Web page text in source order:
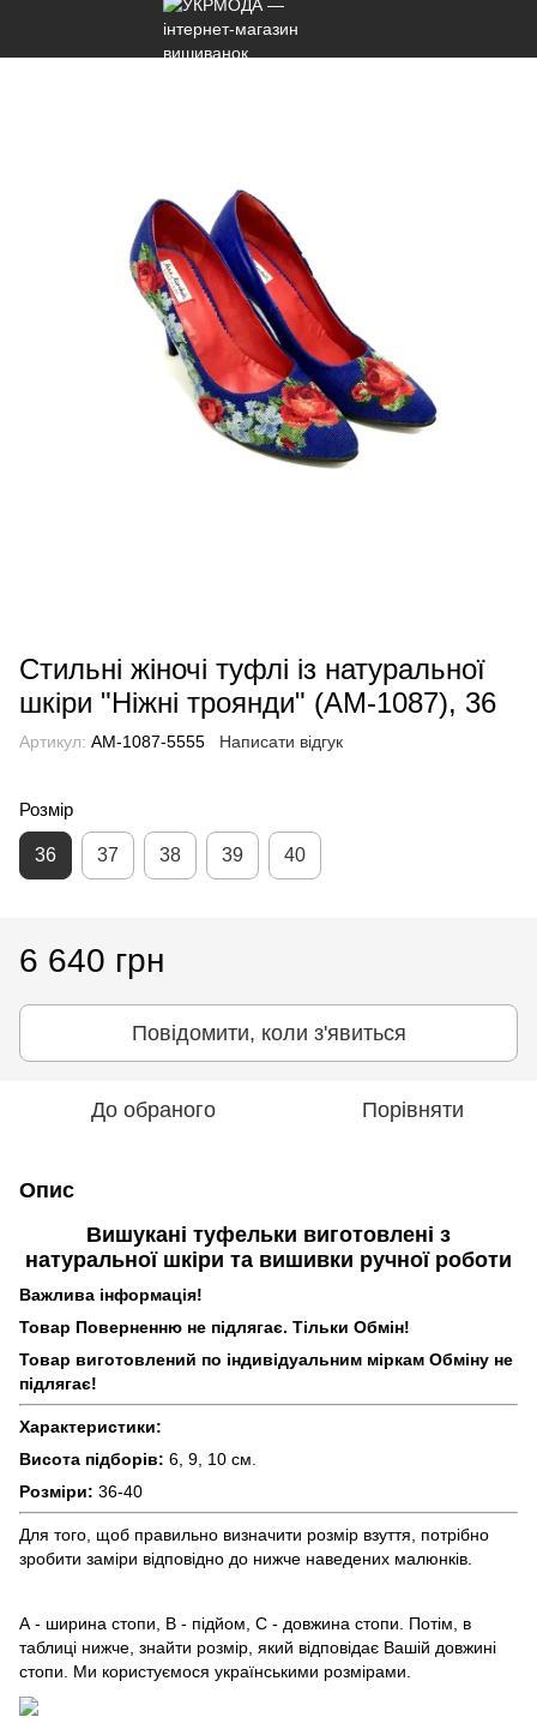
Стильні жіночі туфлі із натуральної
шкіри "Ніжні троянди" (AM-1087), 36
Артикул: AM-1087-5555 Написати відгук
Розмір
36 37 38 39 40
6 640 грн
Повідомити, коли з'явиться
До обраного Порівняти
Опис
Вишукані туфельки виготовлені з
натуральної шкіри та вишивки ручної роботи
Важлива інформація!
Товар Поверненню не підлягає. Тільки Обмін!
Товар виготовлений по індивідуальним міркам Обміну не
підлягає!
Характеристики:
Висота підборів: 6, 9, 10 см.
Розміри: 36-40
Для того, щоб правильно визначити розмір взуття, потрібно
зробити заміри відповідно до нижче наведених малюнків.
А - ширина стопи, В - підйом, С - довжина стопи. Потім, в
таблиці нижче, знайти розмір, який відповідає Вашій довжині
стопи. Ми користуємося українськими розмірами.